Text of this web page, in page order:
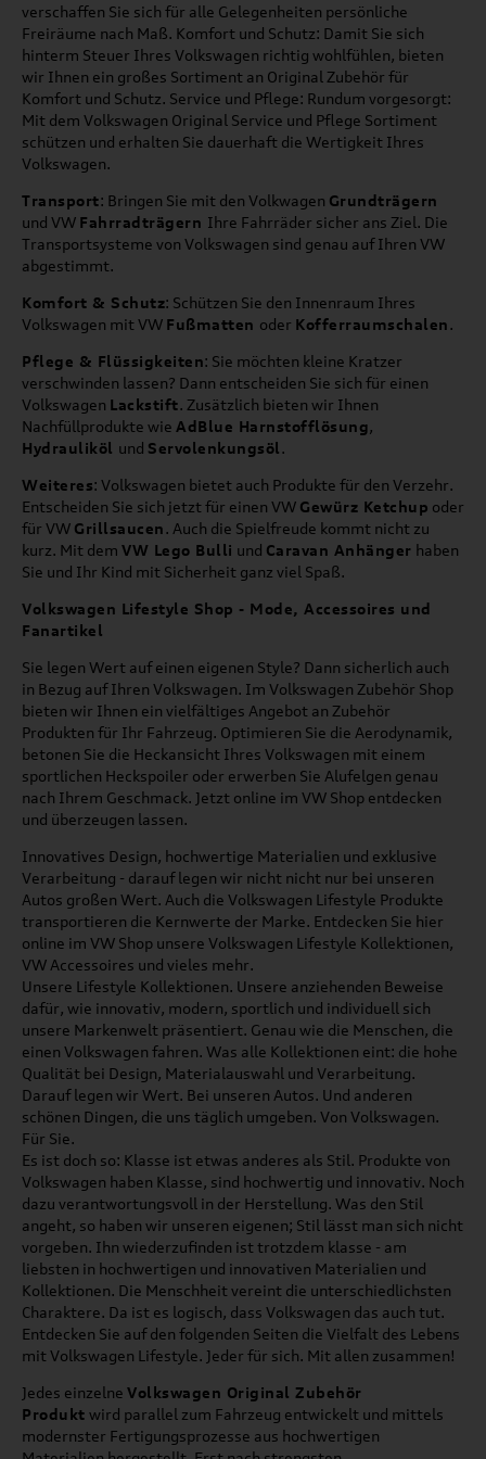
verschaffen Sie sich für alle Gelegenheiten persönliche
Freiräume nach Maß. Komfort und Schutz: Damit Sie sich
hinterm Steuer Ihres Volkswagen richtig wohlfühlen, bieten
wir Ihnen ein großes Sortiment an Original Zubehör für
Komfort und Schutz. Service und Pflege: Rundum vorgesorgt:
Mit dem Volkswagen Original Service und Pflege Sortiment
schützen und erhalten Sie dauerhaft die Wertigkeit Ihres
Volkswagen.
Transport: Bringen Sie mit den Volkwagen Grundträgern
und VW Fahrradträgern Ihre Fahrräder sicher ans Ziel. Die
Transportsysteme von Volkswagen sind genau auf Ihren VW
abgestimmt.
Komfort & Schutz: Schützen Sie den Innenraum Ihres
Volkswagen mit VW Fußmatten oder Kofferraumschalen.
Pflege & Flüssigkeiten: Sie möchten kleine Kratzer
verschwinden lassen? Dann entscheiden Sie sich für einen
Volkswagen Lackstift. Zusätzlich bieten wir Ihnen
Nachfüllprodukte wie AdBlue Harnstofflösung,
Hydrauliköl und Servolenkungsöl.
Weiteres: Volkswagen bietet auch Produkte für den Verzehr.
Entscheiden Sie sich jetzt für einen VW Gewürz Ketchup oder
für VW Grillsaucen. Auch die Spielfreude kommt nicht zu
kurz. Mit dem VW Lego Bulli und Caravan Anhänger haben
Sie und Ihr Kind mit Sicherheit ganz viel Spaß.
Volkswagen Lifestyle Shop - Mode, Accessoires und
Fanartikel
Sie legen Wert auf einen eigenen Style? Dann sicherlich auch
in Bezug auf Ihren Volkswagen. Im Volkswagen Zubehör Shop
bieten wir Ihnen ein vielfältiges Angebot an Zubehör
Produkten für Ihr Fahrzeug. Optimieren Sie die Aerodynamik,
betonen Sie die Heckansicht Ihres Volkswagen mit einem
sportlichen Heckspoiler oder erwerben Sie Alufelgen genau
nach Ihrem Geschmack. Jetzt online im VW Shop entdecken
und überzeugen lassen.
Innovatives Design, hochwertige Materialien und exklusive
Verarbeitung - darauf legen wir nicht nicht nur bei unseren
Autos großen Wert. Auch die Volkswagen Lifestyle Produkte
transportieren die Kernwerte der Marke. Entdecken Sie hier
online im VW Shop unsere Volkswagen Lifestyle Kollektionen,
VW Accessoires und vieles mehr.
Unsere Lifestyle Kollektionen. Unsere anziehenden Beweise
dafür, wie innovativ, modern, sportlich und individuell sich
unsere Markenwelt präsentiert. Genau wie die Menschen, die
einen Volkswagen fahren. Was alle Kollektionen eint: die hohe
Qualität bei Design, Materialauswahl und Verarbeitung.
Darauf legen wir Wert. Bei unseren Autos. Und anderen
schönen Dingen, die uns täglich umgeben. Von Volkswagen.
Für Sie.
Es ist doch so: Klasse ist etwas anderes als Stil. Produkte von
Volkswagen haben Klasse, sind hochwertig und innovativ. Noch
dazu verantwortungsvoll in der Herstellung. Was den Stil
angeht, so haben wir unseren eigenen; Stil lässt man sich nicht
vorgeben. Ihn wiederzufinden ist trotzdem klasse - am
liebsten in hochwertigen und innovativen Materialien und
Kollektionen. Die Menschheit vereint die unterschiedlichsten
Charaktere. Da ist es logisch, dass Volkswagen das auch tut.
Entdecken Sie auf den folgenden Seiten die Vielfalt des Lebens
mit Volkswagen Lifestyle. Jeder für sich. Mit allen zusammen!
Jedes einzelne Volkswagen Original Zubehör
Produkt wird parallel zum Fahrzeug entwickelt und mittels
modernster Fertigungsprozesse aus hochwertigen